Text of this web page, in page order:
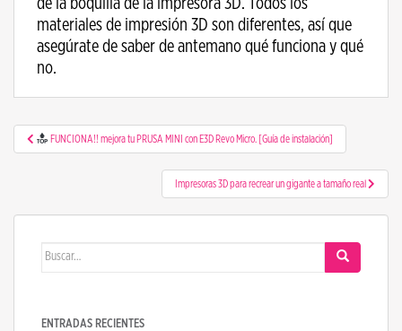
materiales de impresión 3D son diferentes, así que
asegúrate de saber de antemano qué funciona y qué
no.
Navegación de entradas
FUNCIONA!! mejora tu PRUSA MINI con E3D Revo Micro. [Guía de instalación]
Impresoras 3D para recrear un gigante a tamaño real
Buscar:
ENTRADAS RECIENTES